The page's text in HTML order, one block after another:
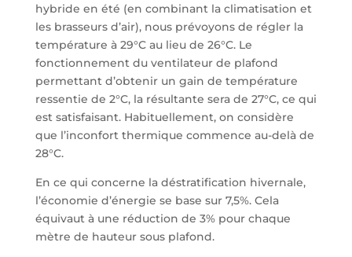
hybride en été (en combinant la climatisation et
les brasseurs d’air), nous prévoyons de régler la
température à 29°C au lieu de 26°C. Le
fonctionnement du ventilateur de plafond
permettant d’obtenir un gain de température
ressentie de 2°C, la résultante sera de 27°C, ce qui
est satisfaisant. Habituellement, on considère
que l’inconfort thermique commence au-delà de
28°C.
En ce qui concerne la déstratification hivernale,
l’économie d’énergie se base sur 7,5%. Cela
équivaut à une réduction de 3% pour chaque
mètre de hauteur sous plafond.